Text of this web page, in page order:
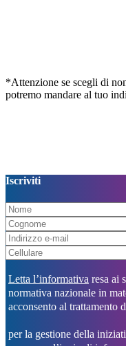
*Attenzione se scegli di
potremo mandare al tuo
Iscriviti
Letta l’informativa resa ai
normativa nazionale in
acconsento al trattamento
per la gestione della